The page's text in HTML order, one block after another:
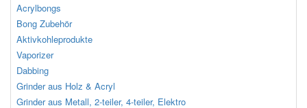
Acrylbongs
Bong Zubehör
Aktivkohleprodukte
Vaporizer
Dabbing
Grinder aus Holz & Acryl
Grinder aus Metall, 2-teiler, 4-teiler, Elektro